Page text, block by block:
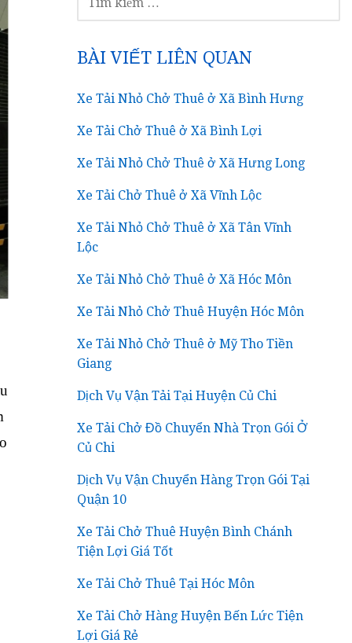
KIẾM
BÀI VIẾT LIÊN QUAN
Xe Tải Nhỏ Chở Thuê ở Xã Bình Hưng
Xe Tải Chở Thuê ở Xã Bình Lợi
Xe Tải Nhỏ Chở Thuê ở Xã Hưng Long
Xe Tải Chở Thuê ở Xã Vĩnh Lộc
Xe Tải Nhỏ Chở Thuê ở Xã Tân Vĩnh
Lộc
Xe Tải Nhỏ Chở Thuê ở Xã Hóc Môn
Xe Tải Nhỏ Chở Thuê Huyện Hóc Môn
Xe Tải Nhỏ Chở Thuê ở Mỹ Tho Tiền
Giang
Dịch Vụ Vận Tải Tại Huyện Củ Chi
Xe Tải Chở Đồ Chuyển Nhà Trọn Gói Ở
Củ Chi
Dịch Vụ Vận Chuyển Hàng Trọn Gói Tại
Quận 10
Xe Tải Chở Thuê Huyện Bình Chánh
Tiện Lợi Giá Tốt
Xe Tải Chở Thuê Tại Hóc Môn
Xe Tải Chở Hàng Huyện Bến Lức Tiện
Lợi Giá Rẻ